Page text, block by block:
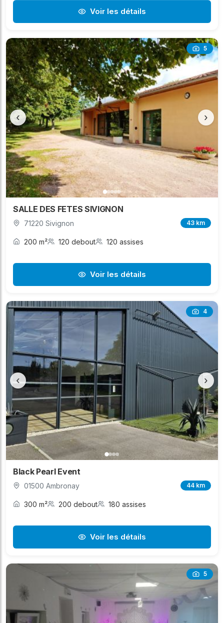
Voir les détails
5
‹ ›
SALLE DES FETES SIVIGNON
71220 Sivignon 43 km
200 m² 120 debout 120 assises
Voir les détails
4
‹ ›
Black Pearl Event
01500 Ambronay 44 km
300 m² 200 debout 180 assises
Voir les détails
5